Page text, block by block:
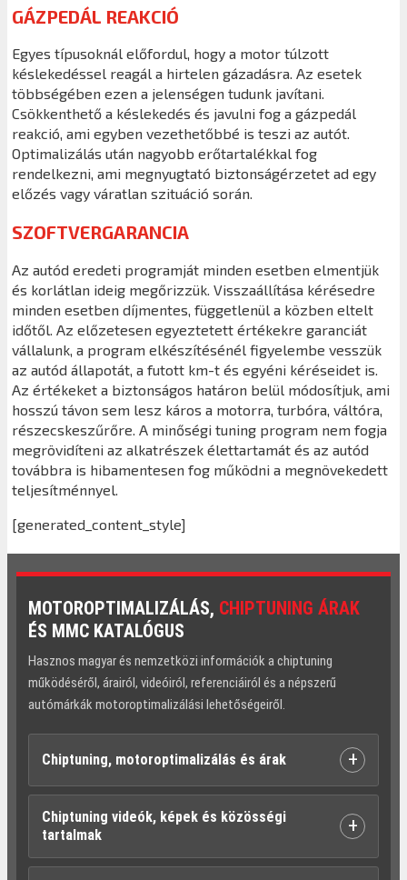
GÁZPEDÁL REAKCIÓ
Egyes típusoknál előfordul, hogy a motor túlzott
késlekedéssel reagál a hirtelen gázadásra. Az esetek
többségében ezen a jelenségen tudunk javítani.
Csökkenthető a késlekedés és javulni fog a gázpedál
reakció, ami egyben vezethetőbbé is teszi az autót.
Optimalizálás után nagyobb erőtartalékkal fog
rendelkezni, ami megnyugtató biztonságérzetet ad egy
előzés vagy váratlan szituáció során.
SZOFTVERGARANCIA
Az autód eredeti programját minden esetben elmentjük
és korlátlan ideig megőrizzük. Visszaállítása kérésedre
minden esetben díjmentes, függetlenül a közben eltelt
időtől. Az előzetesen egyeztetett értékekre garanciát
vállalunk, a program elkészítésénél figyelembe vesszük
az autód állapotát, a futott km-t és egyéni kéréseidet is.
Az értékeket a biztonságos határon belül módosítjuk, ami
hosszú távon sem lesz káros a motorra, turbóra, váltóra,
részecskeszűrőre. A minőségi tuning program nem fogja
megrövidíteni az alkatrészek élettartamát és az autód
továbbra is hibamentesen fog működni a megnövekedett
teljesítménnyel.
[generated_content_style]
MOTOROPTIMALIZÁLÁS, CHIPTUNING ÁRAK
ÉS MMC KATALÓGUS
Hasznos magyar és nemzetközi információk a chiptuning
működéséről, árairól, videóiról, referenciáiról és a népszerű
autómárkák motoroptimalizálási lehetőségeiről.
Chiptuning, motoroptimalizálás és árak +
Chiptuning videók, képek és közösségi
tartalmak
+